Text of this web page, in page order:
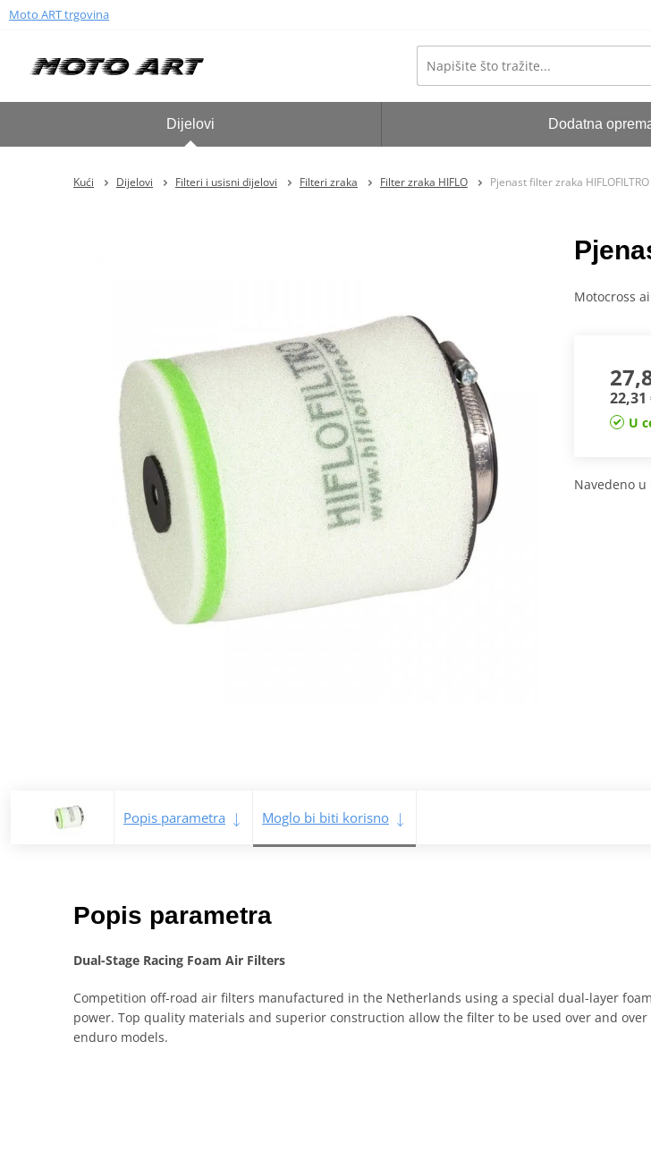
Moto ART trgovina
Dijelovi Dodatna
Kući Dijelovi Filteri i usisni dijelovi Filteri zraka Filter zraka HIFLO Pjenast filter zraka
Motocross
22,31
U
Navedeno
Popis parametra Moglo bi biti korisno
Popis parametra
Dual-Stage Racing Foam Air Filters
Competition off-road air filters manufactured in the Netherlands using a special dual-layer
power. Top quality materials and superior construction allow the filter to be used over and
enduro models.